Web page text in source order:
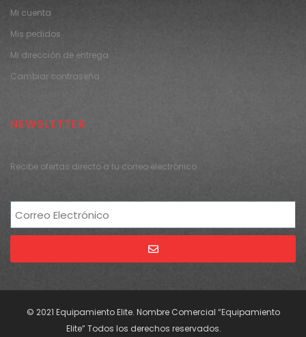
Mi cuenta
Mis pedidos
Mi dirección de entrega
Cambiar contraseña
NEWSLETTER
Recibe ofertas directo a tu correo electrónico
© 2021 Equipamiento Elite. Nombre Comercial “Equipamiento
Elite” Todos los derechos reservados.